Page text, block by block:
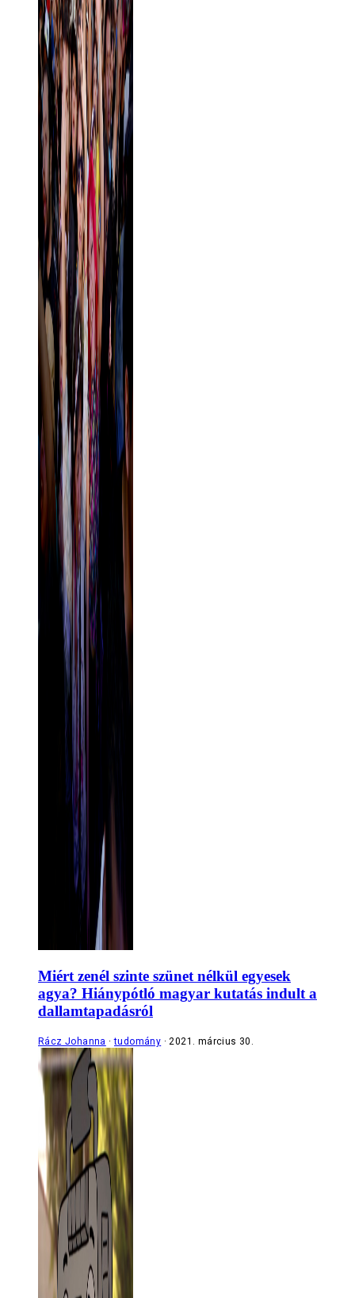
Miért zenél szinte szünet nélkül egyesek
agya? Hiánypótló magyar kutatás indult a
dallamtapadásról
Rácz Johanna tudomány 2021. március 30.